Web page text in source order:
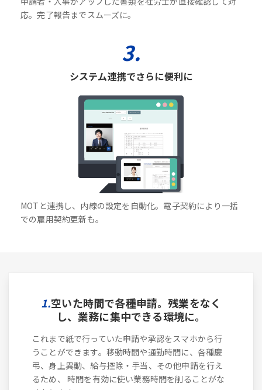
応。完了報告までスムーズに。
3.
システム連携でさらに便利に
MOTと連携し、内線の設定を自動化。電子契約により一括
での雇用契約更新も。
1.空いた時間で各種申請。残業をなく
し、業務に集中できる環境に。
これまで紙で行っていた申請や承認をスマホから行
うことができます。移動時間や通勤時間に、各種慶
弔、身上異動、給与控除・手当、その他申請を行え
るため、 時間を有効に使い業務時間を削ることがな